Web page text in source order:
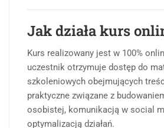
Jak działa kurs
Kurs realizowany jest w 100%
uczestnik otrzymuje dostęp do
szkoleniowych obejmujących
praktyczne związane z
osobistej, komunikacją w social
optymalizacją działań.